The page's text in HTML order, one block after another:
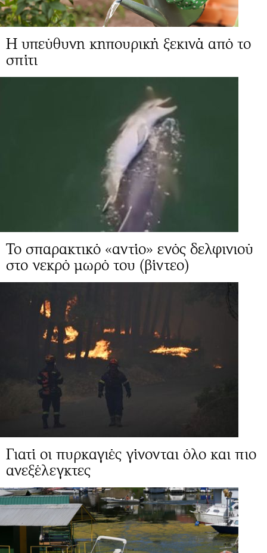
Η υπεύθυνη κηπουρική ξεκινά από το
σπίτι
Το σπαρακτικό «αντίο» ενός δελφινιού
στο νεκρό μωρό του (βίντεο)
Γιατί οι πυρκαγιές γίνονται όλο και πιο
ανεξέλεγκτες